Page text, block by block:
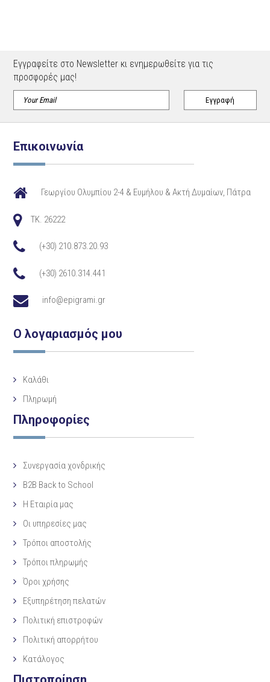
Εγγραφείτε στο Newsletter κι ενημερωθείτε για τις
προσφορές μας!
Επικοινωνία
Γεωργίου Ολυμπίου 2-4 & Ευμήλου & Ακτή Δυμαίων, Πάτρα
TK. 26222
(+30) 210.873.20.93
(+30) 2610.314.441
info@epigrami.gr
Ο λογαριασμός μου
Καλάθι
Πληρωμή
Πληροφορίες
Συνεργασία χονδρικής
B2B Back to School
Η Eταιρία μας
Οι υπηρεσίες μας
Τρόποι αποστολής
Τρόποι πληρωμής
Όροι χρήσης
Εξυπηρέτηση πελατών
Πολιτική επιστροφών
Πολιτική απορρήτου
Κατάλογος